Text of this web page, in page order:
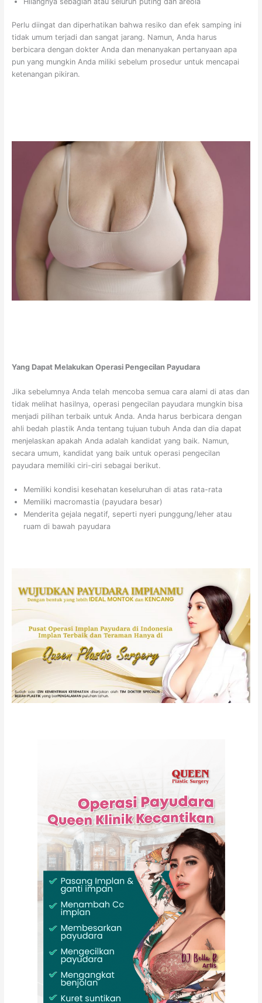
Perlu diingat dan diperhatikan bahwa resiko dan efek samping ini
tidak umum terjadi dan sangat jarang. Namun, Anda harus
berbicara dengan dokter Anda dan menanyakan pertanyaan apa
pun yang mungkin Anda miliki sebelum prosedur untuk mencapai
ketenangan pikiran.
Yang Dapat Melakukan Operasi Pengecilan Payudara
Jika sebelumnya Anda telah mencoba semua cara alami di atas dan
tidak melihat hasilnya, operasi pengecilan payudara mungkin bisa
menjadi pilihan terbaik untuk Anda. Anda harus berbicara dengan
ahli bedah plastik Anda tentang tujuan tubuh Anda dan dia dapat
menjelaskan apakah Anda adalah kandidat yang baik. Namun,
secara umum, kandidat yang baik untuk operasi pengecilan
payudara memiliki ciri-ciri sebagai berikut.
Memiliki kondisi kesehatan keseluruhan di atas rata-rata
Memiliki macromastia (payudara besar)
Menderita gejala negatif, seperti nyeri punggung/leher atau
ruam di bawah payudara